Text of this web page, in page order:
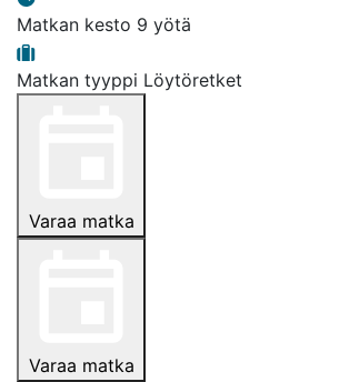
Matkan kesto 9 yötä
Matkan tyyppi Löytöretket
Varaa matka
Varaa matka